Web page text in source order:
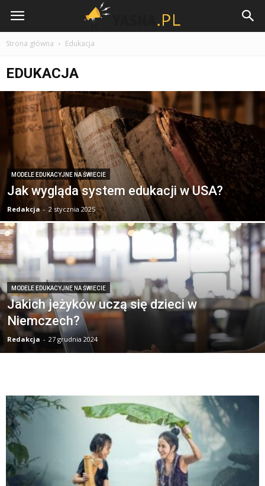
Yasna.pl
Strona główna Edukacja
EDUKACJA
MODELE EDUKACYJNE NA ŚWIECIE
Jak wygląda system edukacji w USA?
Redakcja - 2 stycznia 2025
MODELE EDUKACYJNE NA ŚWIECIE
Jakich jeżyków uczą się dzieci w
Niemczech?
Redakcja - 27 grudnia 2024